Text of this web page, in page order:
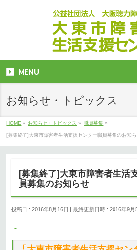
MENU
お知らせ・トピックス
HOME » お知らせ・トピックス » 職員募集 »
[募集終了]大東市障害者生活支援センター職員募集のお知
[募集終了]大東市障害者生活
員募集のお知らせ
投稿日 : 2016年8月16日 最終更新日時 : 2016年9月